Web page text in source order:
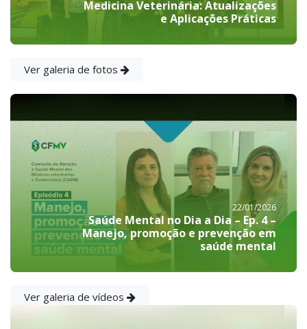
Medicina Veterinária: Atualizações
e Aplicações Práticas
Ver galeria de fotos
22/01/2026
Saúde Mental no Dia a Dia – Ep. 4 –
Manejo, promoção e prevenção em
saúde mental
Ver galeria de vídeos